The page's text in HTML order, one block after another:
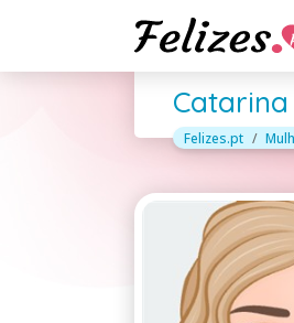
Catarina
Felizes.pt